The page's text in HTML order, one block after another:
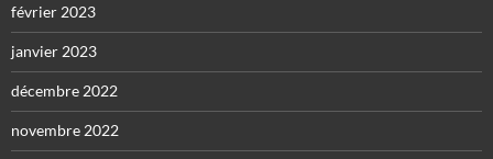
février 2023
janvier 2023
décembre 2022
novembre 2022